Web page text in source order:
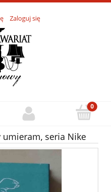
Zaloguj się
seria Nike